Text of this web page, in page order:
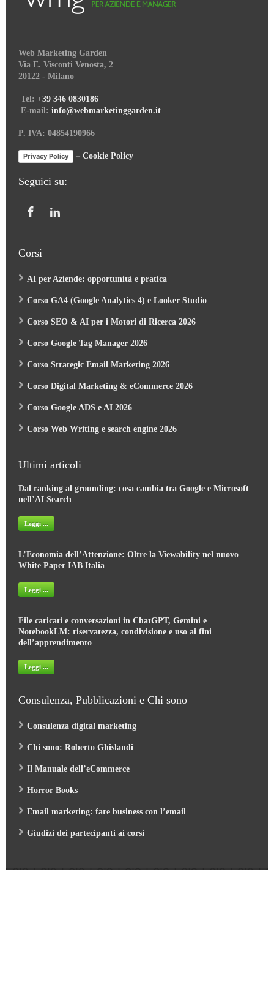
Web Marketing Garden
Via E. Visconti Venosta, 2
20122 - Milano
Tel: +39 346 0830186
E-mail: info@webmarketinggarden.it
P. IVA: 04854190966
Privacy Policy – Cookie Policy
Seguici su:
Corsi
AI per Aziende: opportunità e pratica
Corso GA4 (Google Analytics 4) e Looker Studio
Corso SEO & AI per i Motori di Ricerca 2026
Corso Google Tag Manager 2026
Corso Strategic Email Marketing 2026
Corso Digital Marketing & eCommerce 2026
Corso Google ADS e AI 2026
Corso Web Writing e search engine 2026
Ultimi articoli
Dal ranking al grounding: cosa cambia tra Google e Microsoft
nell’AI Search
Leggi ...
L’Economia dell’Attenzione: Oltre la Viewability nel nuovo
White Paper IAB Italia
Leggi ...
File caricati e conversazioni in ChatGPT, Gemini e
NotebookLM: riservatezza, condivisione e uso ai fini
dell’apprendimento
Leggi ...
Consulenza, Pubblicazioni e Chi sono
Consulenza digital marketing
Chi sono: Roberto Ghislandi
Il Manuale dell’eCommerce
Horror Books
Email marketing: fare business con l’email
Giudizi dei partecipanti ai corsi